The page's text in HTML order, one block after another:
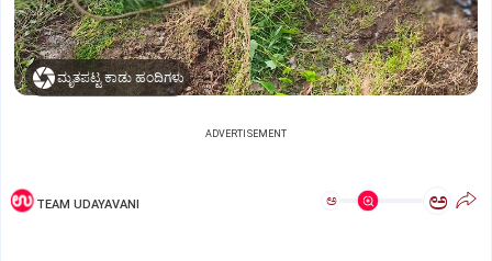
ಮೃತಪಟ್ಟ ಕಾಡು ಹಂದಿಗಳು
ADVERTISEMENT
TEAM UDAYAVANI ಅ ಅ